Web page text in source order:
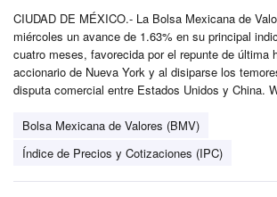
CIUDAD DE MÉXICO.- La Bolsa Mexicana de
miércoles un avance de 1.63% en su principal
cuatro meses, favorecida por el repunte de última
accionario de Nueva York y al disiparse los
disputa comercial entre Estados Unidos y China.
Bolsa Mexicana de Valores (BMV)
Índice de Precios y Cotizaciones (IPC)